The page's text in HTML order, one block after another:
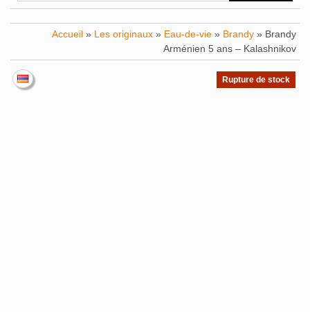
Accueil » Les originaux » Eau-de-vie » Brandy » Brandy
Arménien 5 ans – Kalashnikov
Rupture de stock